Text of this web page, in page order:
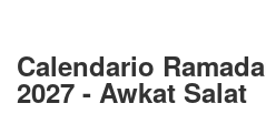
Calendario
2027 - Awkat Salat